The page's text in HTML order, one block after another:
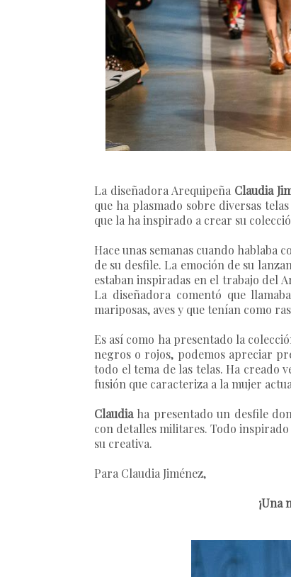
La diseñadora Arequipeña Claudia
que ha plasmado sobre diversas
que la ha inspirado a crear su
Hace unas semanas cuando hablaba
de su desfile. La emoción de su
estaban inspiradas en el trabajo del
La diseñadora comentó que
mariposas, aves y que tenían como
Es así como ha presentado la
negros o rojos, podemos apreciar
todo el tema de las telas. Ha creado
fusión que caracteriza a la mujer
Claudiaha presentado un desfile
con detalles militares. Todo
su creativa.
Para Claudia Jiménez,
¡Una